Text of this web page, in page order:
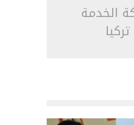
الخدمة